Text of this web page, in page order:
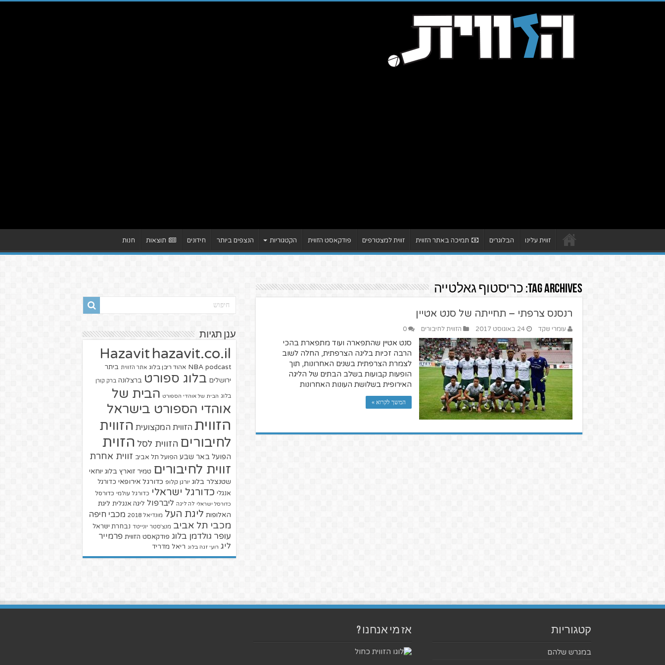
זווית עלינו הבלוגרים תמיכה באתר הזווית זווית למצטרפים פודקאסט הזווית הקטגוריות הנצפים ביותר חידונים תוצאות חנות
Tag Archives: כריסטוף גאלטייה
רנסנס צרפתי – תחייתה של סנט אטיין
עומרי שקד 24 באוגוסט 2017 הזווית לחיבורים 0
סנט אטיין שהתפארה ועוד מתפארת בהכי
הרבה זכיות בליגה הצרפתית, החלה לשוב
לצמרת הצרפתית בשנים האחרונות, תוך
הופעות קבועות בשלב הבתים של הליגה
האירופית בשלושת העונות האחרונות
המשך לקרוא »
ענן תגיות
Hazavit hazavit.co.il
NBA podcast אהוד ריבן בלוג אתר הזווית ביתר
ירושלים בלוג ספורט ברצלונה ברק קורן
בלוג הבית של אוהדי הספורט הבית של
אוהדי הספורט בישראל
הזווית הזווית המקצועית הזווית
לחיבורים הזווית לסל הזוית
הפועל באר שבע הפועל תל אביב זווית אחרת
זווית לחיבורים טמיר זוארץ בלוג יוחאי
שטנצלר בלוג יורגן קלופ כדורגל אירופאי כדורגל
אנגלי כדורגל ישראלי כדורגל עולמי כדורסל
כדורסל ישראלי לה ליגה ליברפול ליגה אנגלית ליגת
האלופות ליגת העל מונדיאל 2018 מכבי חיפה
מכבי תל אביב מנצ'סטר יונייטד נבחרת ישראל
עופר גולדמן בלוג פודקאסט הזווית פרמייר
ליג רועי זגה בלוג ריאל מדריד
קטגוריות
במגרש שלהם
אז מי אנחנו ?